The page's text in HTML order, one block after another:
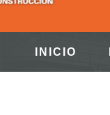
INICIO